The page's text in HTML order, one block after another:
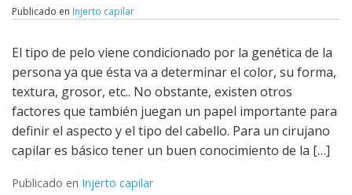
Leer más
Publicado en Injerto capilar
El tipo de pelo viene condicionado por la genética de la
persona ya que ésta va a determinar el color, su forma,
textura, grosor, etc.. No obstante, existen otros
factores que también juegan un papel importante para
definir el aspecto y el tipo del cabello. Para un cirujano
capilar es básico tener un buen conocimiento de la […]
Publicado en Injerto capilar